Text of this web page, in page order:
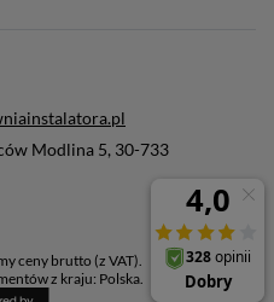
Modlina 5, 30-733
ceny brutto (z VAT).
z kraju: Polska.